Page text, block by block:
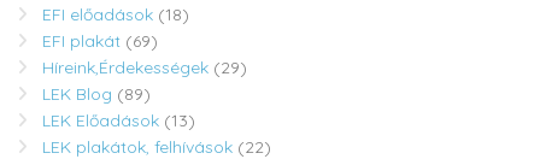
EFI előadások (18)
EFI plakát (69)
Híreink,Érdekességek (29)
LEK Blog (89)
LEK Előadások (13)
LEK plakátok, felhívások (22)